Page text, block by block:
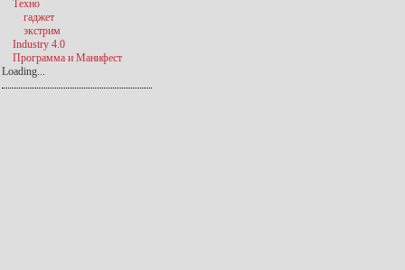
Техно
гаджет
экстрим
Industry 4.0
Программа и Манифест
Loading...